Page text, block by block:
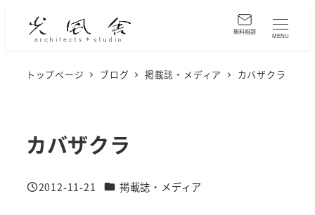
MENU
トップページ ブログ 掲載誌・メディア カバザクラ
カバザクラ
投稿日
2012-11-21 カテゴリー
掲載誌・メディア
無料相談